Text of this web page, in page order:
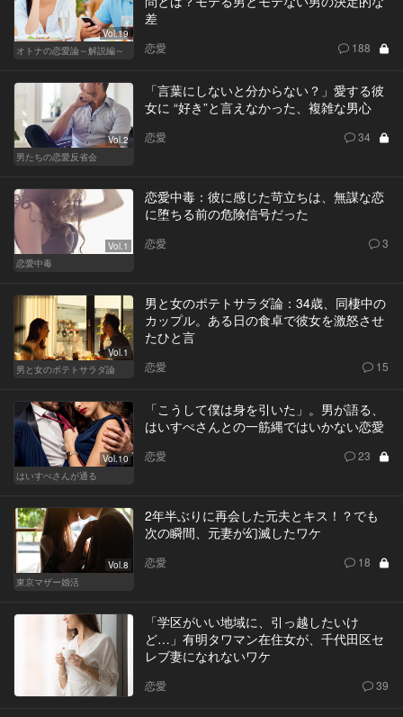
Vol.19
オトナの恋愛論～解説編～
差
恋愛 188
Vol.2
男たちの恋愛反省会
「言葉にしないと分からない？」愛する彼
女に “好き”と言えなかった、複雑な男心
恋愛 34
Vol.1
恋愛中毒
恋愛中毒：彼に感じた苛立ちは、無謀な恋
に堕ちる前の危険信号だった
恋愛 3
Vol.1
男と女のポテトサラダ論
男と女のポテトサラダ論：34歳、同棲中の
カップル。ある日の食卓で彼女を激怒させ
たひと言
恋愛 15
Vol.10
はいすぺさんが通る
「こうして僕は身を引いた」。男が語る、
はいすぺさんとの一筋縄ではいかない恋愛
恋愛 23
Vol.8
東京マザー婚活
2年半ぶりに再会した元夫とキス！？でも
次の瞬間、元妻が幻滅したワケ
恋愛 18
「学区がいい地域に、引っ越したいけ
ど…」有明タワマン在住女が、千代田区セ
レブ妻になれないワケ
恋愛 39